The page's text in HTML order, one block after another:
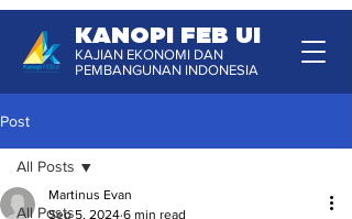
KANOPI FEB UI
KAJIAN EKONOMI DAN
PEMBANGUNAN INDONESIA
Post
All Posts
All Posts
Martinus Evan
Sep 5, 2024 6 min read